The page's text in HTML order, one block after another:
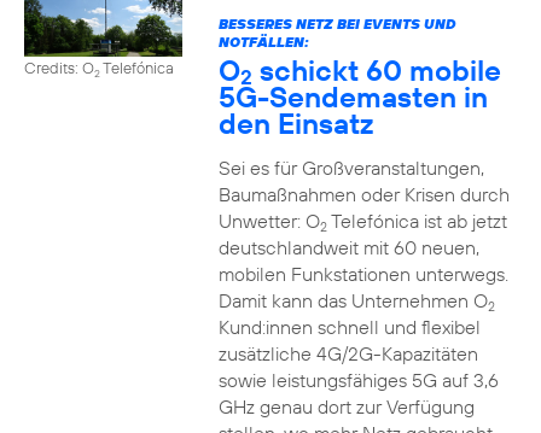
Credits: O2Telefónica
BESSERES NETZ BEI EVENTS UND
NOTFÄLLEN:
O2 schickt 60 mobile
5G-Sendemasten in
den Einsatz
Sei es für Großveranstaltungen,
Baumaßnahmen oder Krisen durch
Unwetter: O2Telefónica ist ab jetzt
deutschlandweit mit 60 neuen,
mobilen Funkstationen unterwegs.
Damit kann das Unternehmen O2
Kund:innen schnell und flexibel
zusätzliche 4G/2G-Kapazitäten
sowie leistungsfähiges 5G auf 3,6
GHz genau dort zur Verfügung